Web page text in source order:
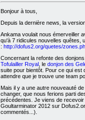
Bonjour à tous,
Depuis la dernière news, la
Ankama voulait nous émerveiller
qu'à 7 ridicules nouvelles quêtes,
: http://dofus2.org/quetes/
Concernant la refonte des
Tofulailler Royal , le donjon des
suite pour bientôt. Pour ce qui est
attendre que je trouve une team
Mais il y a une autre nouveauté
changer, que nous ferions parti
précédentes. Je viens de
Goultarminator 2012 sur
commentés...).